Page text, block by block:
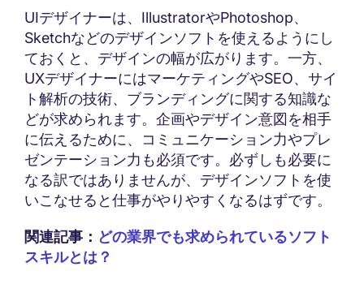
UIデザイナーは、IllustratorやPhotoshop、
Sketchなどのデザインソフトを使えるようにし
ておくと、デザインの幅が広がります。一方、
UXデザイナーにはマーケティングやSEO、サイ
ト解析の技術、ブランディングに関する知識な
どが求められます。企画やデザイン意図を相手
に伝えるために、コミュニケーション力やプレ
ゼンテーション力も必須です。必ずしも必要に
なる訳ではありませんが、デザインソフトを使
いこなせると仕事がやりやすくなるはずです。
関連記事： どの業界でも求められているソフト
スキルとは？